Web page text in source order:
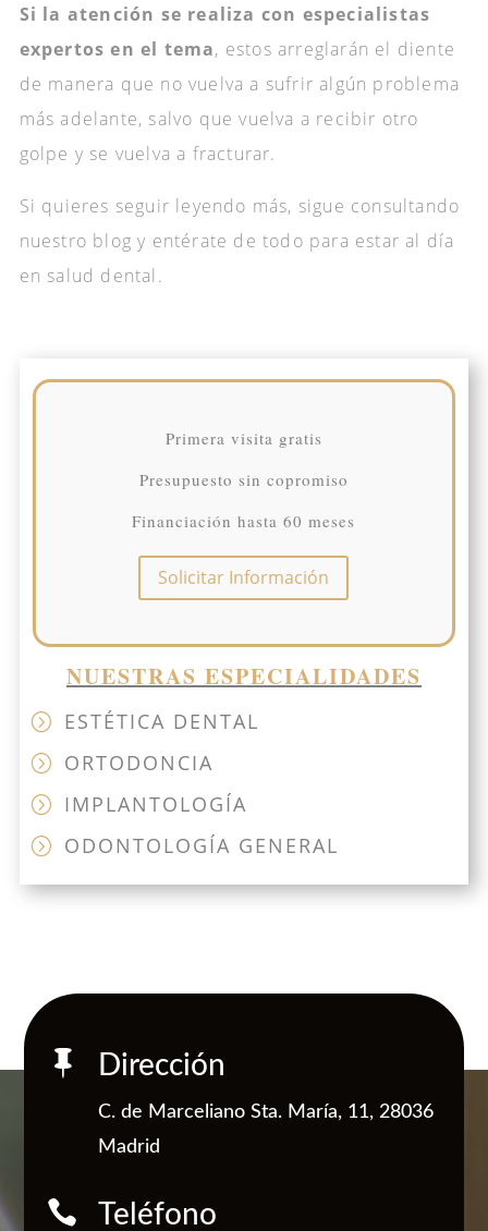
Si la atención se realiza con especialistas
expertos en el tema, estos arreglarán el diente
de manera que no vuelva a sufrir algún problema
más adelante, salvo que vuelva a recibir otro
golpe y se vuelva a fracturar.
Si quieres seguir leyendo más, sigue consultando
nuestro blog y entérate de todo para estar al día
en salud dental.
Primera visita gratis
Presupuesto sin copromiso
Financiación hasta 60 meses
Solicitar Información
NUESTRAS ESPECIALIDADES
= ESTÉTICA DENTAL
= ORTODONCIA
= IMPLANTOLOGÍA
= ODONTOLOGÍA GENERAL
 Dirección
C. de Marceliano Sta. María, 11, 28036
Madrid
 Teléfono